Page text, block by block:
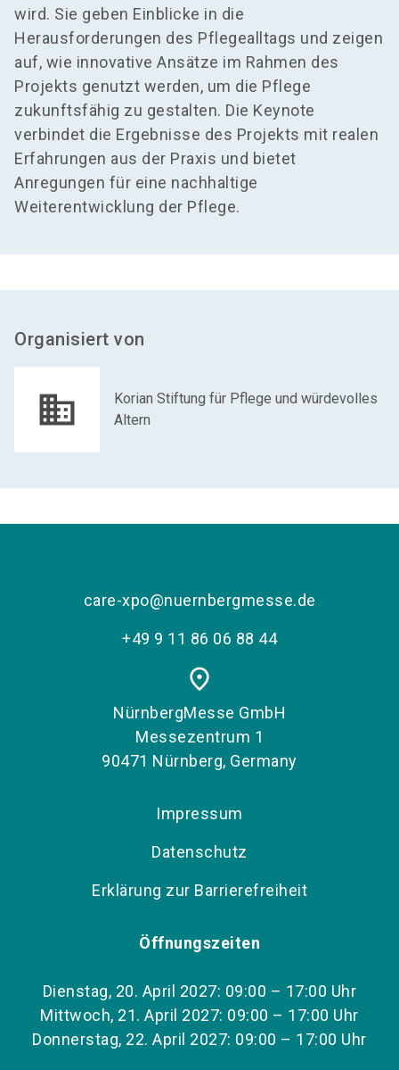
wird. Sie geben Einblicke in die
Herausforderungen des Pflegealltags und zeigen
auf, wie innovative Ansätze im Rahmen des
Projekts genutzt werden, um die Pflege
zukunftsfähig zu gestalten. Die Keynote
verbindet die Ergebnisse des Projekts mit realen
Erfahrungen aus der Praxis und bietet
Anregungen für eine nachhaltige
Weiterentwicklung der Pflege.
Organisiert von
Korian Stiftung für Pflege und würdevolles
Altern
care-xpo@nuernbergmesse.de
+49 9 11 86 06 88 44
place
NürnbergMesse GmbH
Messezentrum 1
90471 Nürnberg, Germany
Impressum
Datenschutz
Erklärung zur Barrierefreiheit
Öffnungszeiten
Dienstag, 20. April 2027: 09:00 – 17:00 Uhr
Mittwoch, 21. April 2027: 09:00 – 17:00 Uhr
Donnerstag, 22. April 2027: 09:00 – 17:00 Uhr